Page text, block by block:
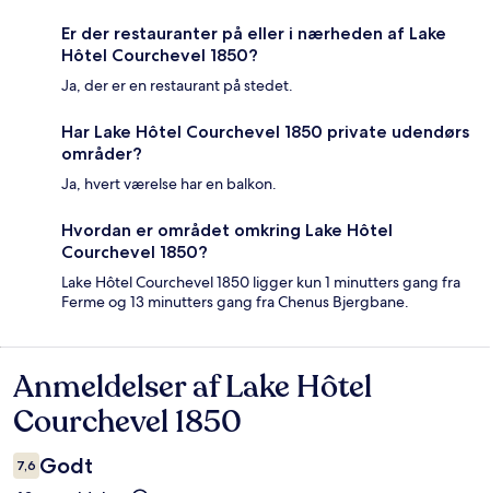
Er der restauranter på eller i nærheden af Lake
Hôtel Courchevel 1850?
Ja, der er en restaurant på stedet.
Har Lake Hôtel Courchevel 1850 private udendørs
områder?
Ja, hvert værelse har en balkon.
Hvordan er området omkring Lake Hôtel
Courchevel 1850?
Lake Hôtel Courchevel 1850 ligger kun 1 minutters gang fra
Ferme og 13 minutters gang fra Chenus Bjergbane.
Anmeldelser
Anmeldelser af Lake Hôtel
Courchevel 1850
7,6 Godt